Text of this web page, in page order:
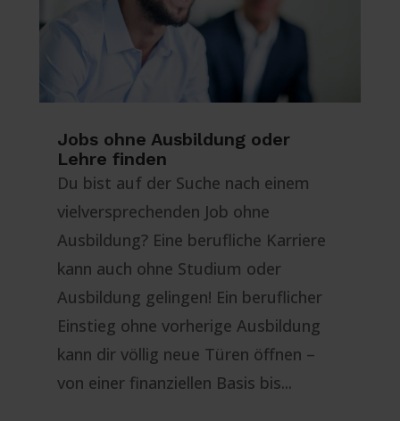
Jobs ohne Ausbildung oder
Lehre finden
Du bist auf der Suche nach einem
vielversprechenden Job ohne
Ausbildung? Eine berufliche Karriere
kann auch ohne Studium oder
Ausbildung gelingen! Ein beruflicher
Einstieg ohne vorherige Ausbildung
kann dir völlig neue Türen öffnen –
von einer finanziellen Basis bis...